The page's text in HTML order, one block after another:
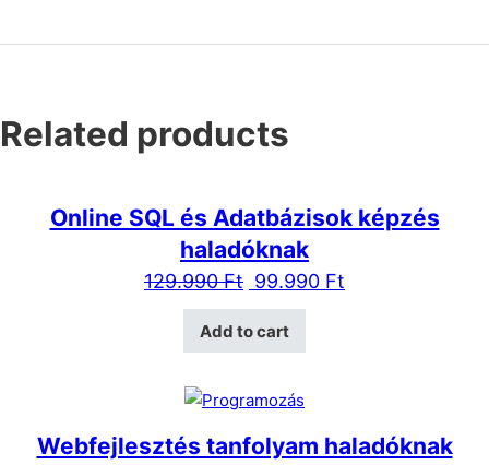
Related products
Online SQL és Adatbázisok képzés
haladóknak
129.990Ft 99.990 Ft
Add to cart
Webfejlesztés tanfolyam haladóknak